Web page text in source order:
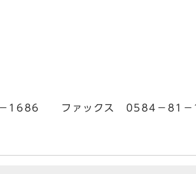
1686 ファックス 0584－81－